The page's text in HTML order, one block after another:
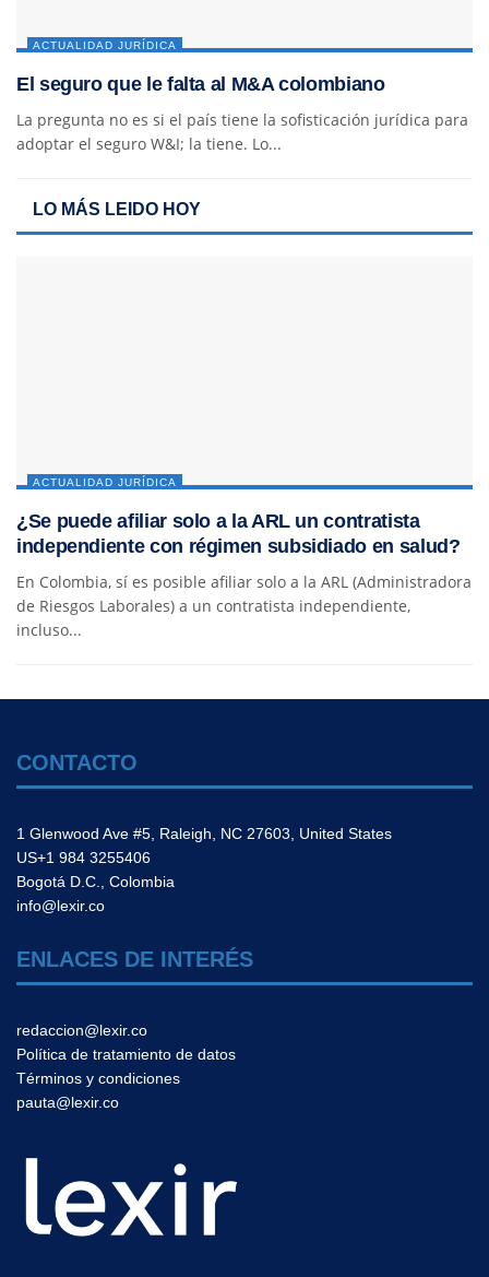
ACTUALIDAD JURÍDICA
El seguro que le falta al M&A colombiano
La pregunta no es si el país tiene la sofisticación jurídica para
adoptar el seguro W&I; la tiene. Lo...
LO MÁS LEIDO HOY
ACTUALIDAD JURÍDICA
¿Se puede afiliar solo a la ARL un contratista
independiente con régimen subsidiado en salud?
En Colombia, sí es posible afiliar solo a la ARL (Administradora
de Riesgos Laborales) a un contratista independiente,
incluso...
CONTACTO
1 Glenwood Ave #5, Raleigh, NC 27603, United States
US+1 984 3255406
Bogotá D.C., Colombia
info@lexir.co
ENLACES DE INTERÉS
redaccion@lexir.co
Política de tratamiento de datos
Términos y condiciones
pauta@lexir.co